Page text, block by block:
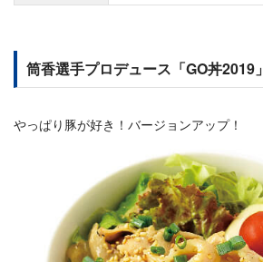
筒香選手プロデュース「GO丼2019」
やっぱり豚が好き！バージョンアップ！